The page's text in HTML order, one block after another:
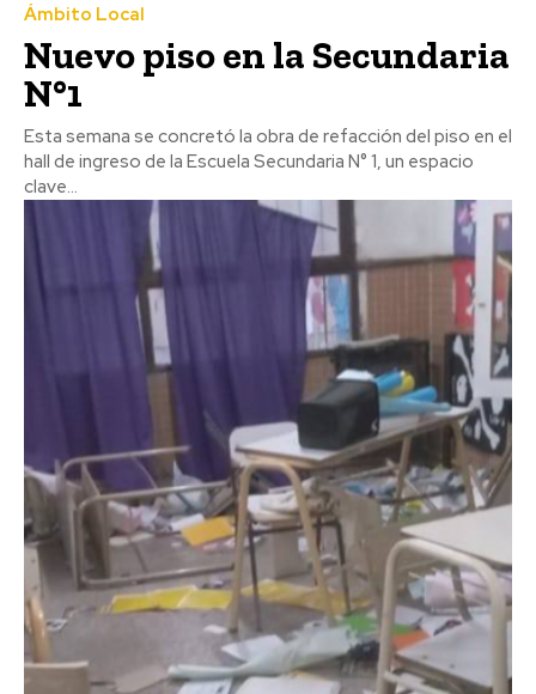
Ámbito Local
Nuevo piso en la Secundaria
N°1
Esta semana se concretó la obra de refacción del piso en el
hall de ingreso de la Escuela Secundaria N° 1, un espacio
clave...